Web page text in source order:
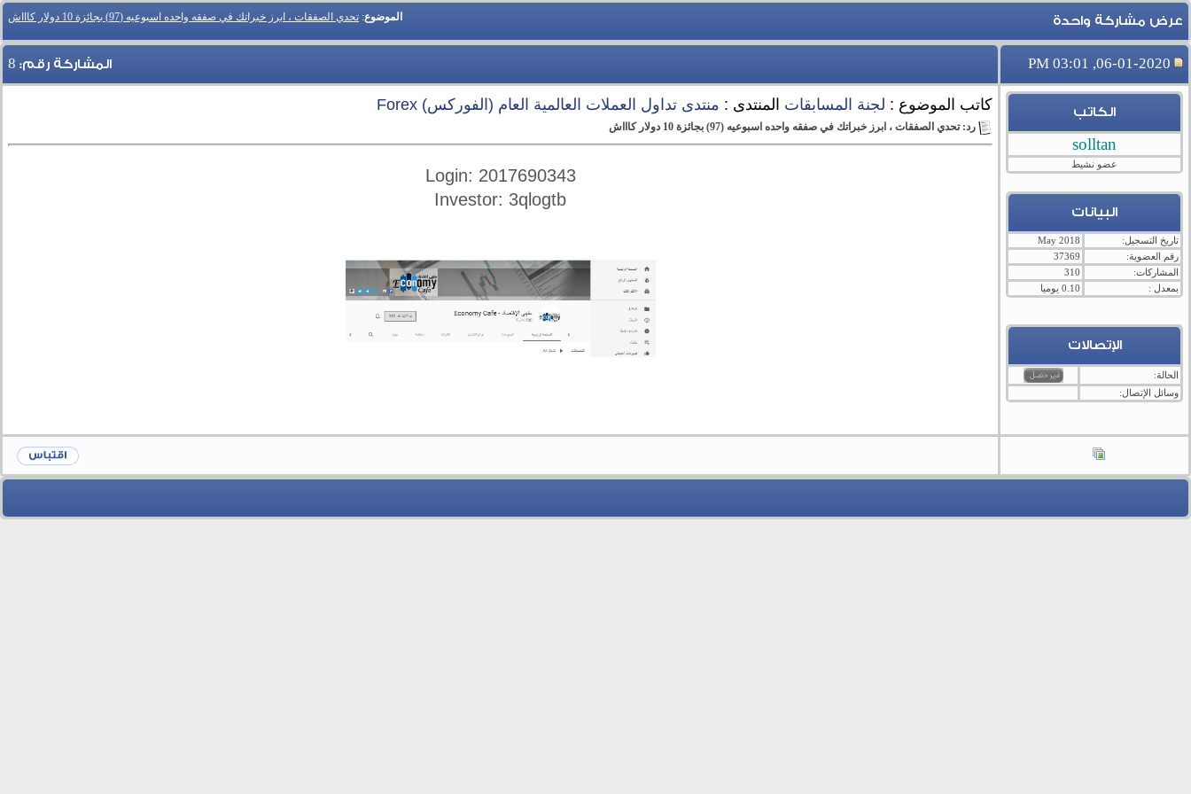
الموضوع: تحدي الصفقات ، ابرز خبراتك في صفقه واحده اسبوعيه (97) بجائزة 10 دولار كاااش عرض مشاركة واحدة
06-01-2020, 03:01 PM المشاركة رقم: 8
الكاتب
solltan
عضو نشيط
البيانات
تاريخ التسجيل:
May 2018
رقم العضوية:
37369
المشاركات:
310
بمعدل :
0.10 يوميا
الإتصالات
الحالة:
وسائل الإتصال:
كاتب الموضوع : لجنة المسابقات المنتدى : منتدى تداول العملات العالمية العام (الفوركس) Forex
رد: تحدي الصفقات ، ابرز خبراتك في صفقه واحده اسبوعيه (97) بجائزة 10 دولار كاااش
Login: 2017690343
Investor: 3qlogtb